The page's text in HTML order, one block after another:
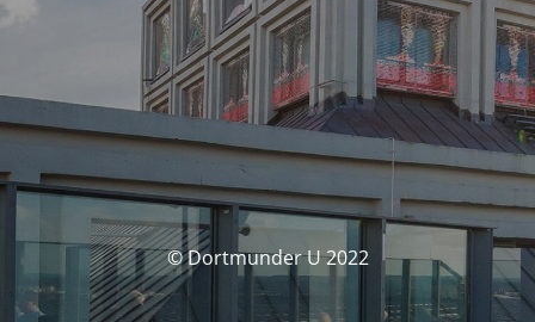
© Dortmunder U 2022